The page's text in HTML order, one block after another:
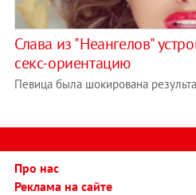
Слава из "Неангелов"
секс-ориентацию
Певица была шокирована
Про нас
Реклама на сайте